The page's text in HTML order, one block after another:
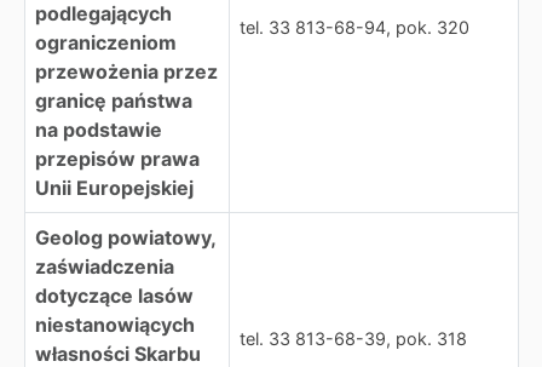
podlegających
ograniczeniom
przewożenia przez
granicę państwa
na podstawie
przepisów prawa
Unii Europejskiej
tel. 33 813-68-94, pok. 320
Geolog powiatowy,
zaświadczenia
dotyczące lasów
niestanowiących
własności Skarbu
tel. 33 813-68-39, pok. 318